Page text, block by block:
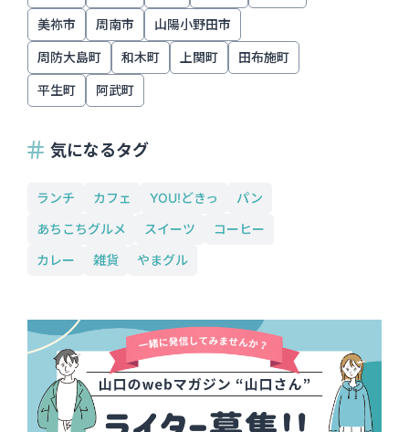
美祢市 周南市 山陽小野田市
周防大島町 和木町 上関町 田布施町
平生町 阿武町
気になるタグ
ランチ カフェ YOU!どきっ
パン
あちこちグルメ
スイーツ
コーヒー
カレー
雑貨 やまグル